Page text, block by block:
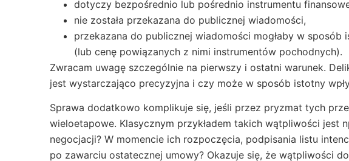
dotyczy bezpośrednio lub pośrednio instrumentu
nie została przekazana do publicznej wiadomości,
przekazana do publicznej wiadomości mogłaby w
(lub cenę powiązanych z nimi instrumentów pochodnych).
Zwracam uwagę szczególnie na pierwszy i ostatni warunek.
jest wystarczająco precyzyjna i czy może w sposób istotny
Sprawa dodatkowo komplikuje się, jeśli przez pryzmat tych
wieloetapowe. Klasycznym przykładem takich wątpliwości
negocjacji? W momencie ich rozpoczęcia, podpisania listu
po zawarciu ostatecznej umowy? Okazuje się, że wątpliwości